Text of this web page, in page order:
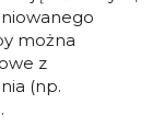
można
z
(np.